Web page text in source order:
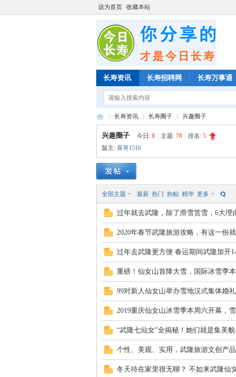
设为首页 收藏本站
长寿资讯 长寿招聘网 长寿万事通
»
长寿资讯
›
长寿圈子
›
兴趣圈子
兴趣圈子 今日: 0 主题: 78 排名: 5
版主: 喜哥1516
全部主题 最新 热门 热帖 精华 更多
过年就去武隆，除了滑雪赏雪，6大理
2020年春节武隆旅游攻略，有这一份
过年去武隆更方便 春运期间武隆加开
重磅！仙女山首降大雪，国际冰雪季
99对新人仙女山举办雪地汉式集体婚
2019重庆仙女山冰雪季本周六开幕，
“武隆七仙女”全揭秘！她们就是集美
个性、美观、实用，武隆旅游文创产
冬天待在家里很无聊？ 不如来武隆仙